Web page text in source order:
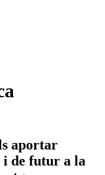
aportar
i de futur a la